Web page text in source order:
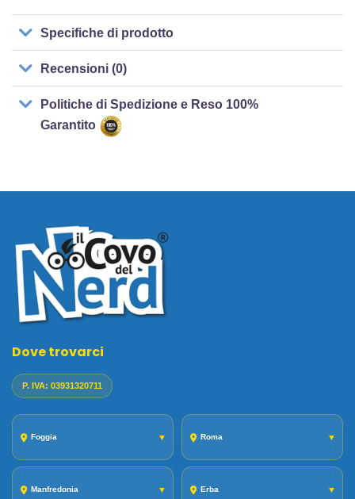
Specifiche di prodotto
Recensioni (0)
Politiche di Spedizione e Reso 100%
Garantito
Dove trovarci
P. IVA: 03931320711
Foggia ▼ Roma ▼
Manfredonia ▼ Erba ▼